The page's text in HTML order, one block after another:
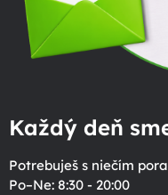
Každý deň
Potrebuješ s niečím
Po–Ne: 8:30 - 20:00